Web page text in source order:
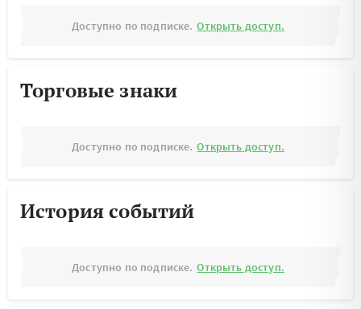
Доступно по подписке. Открыть доступ.
Торговые знаки
Доступно по подписке. Открыть доступ.
История событий
Доступно по подписке. Открыть доступ.